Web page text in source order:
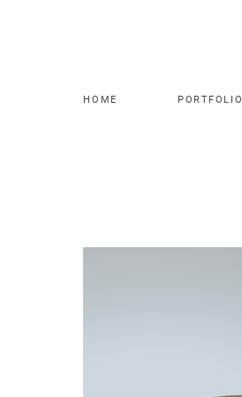
HOME PORTFOLIO